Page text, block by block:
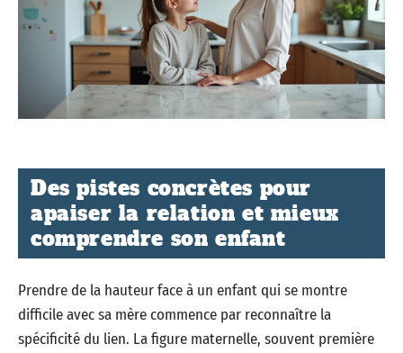
Des pistes concrètes pour
apaiser la relation et mieux
comprendre son enfant
Prendre de la hauteur face à un enfant qui se montre
difficile avec sa mère commence par reconnaître la
spécificité du lien. La figure maternelle, souvent première